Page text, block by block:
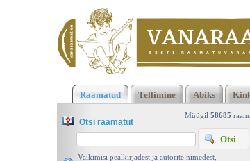
Klõpsa siia , et näha täielikku loendit!
Kasemaa, Olion 1995 | vanaraamat. ee
Raamatud Tellimine Abiks
Müügil 58685
Otsi raamatut
Vaikimisi pealkirjadest ja autorite nimedest,